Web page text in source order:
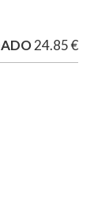
24.85 €